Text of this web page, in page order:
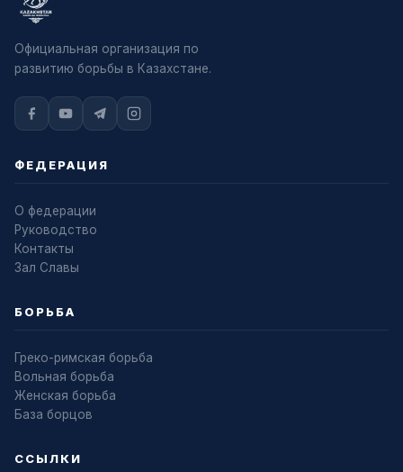
Официальная организация по
развитию борьбы в Казахстане.
ФЕДЕРАЦИЯ
О федерации
Руководство
Контакты
Зал Славы
БОРЬБА
Греко-римская борьба
Вольная борьба
Женская борьба
База борцов
ССЫЛКИ